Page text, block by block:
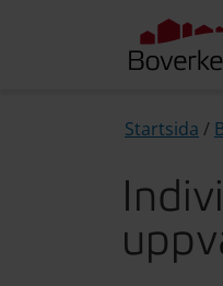
Startsida /